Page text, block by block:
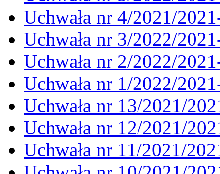
Uchwała nr 4/2021/
Uchwała nr 3/2022/
Uchwała nr 2/2022/
Uchwała nr 1/2022/
Uchwała nr 13/2021/
Uchwała nr 12/2021/
Uchwała nr 11/2021/